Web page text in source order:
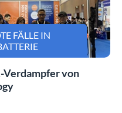
FÄLLE IN
Verdampfer von